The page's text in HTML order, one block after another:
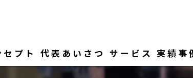
セプト 代表あいさつ サービス 実績事